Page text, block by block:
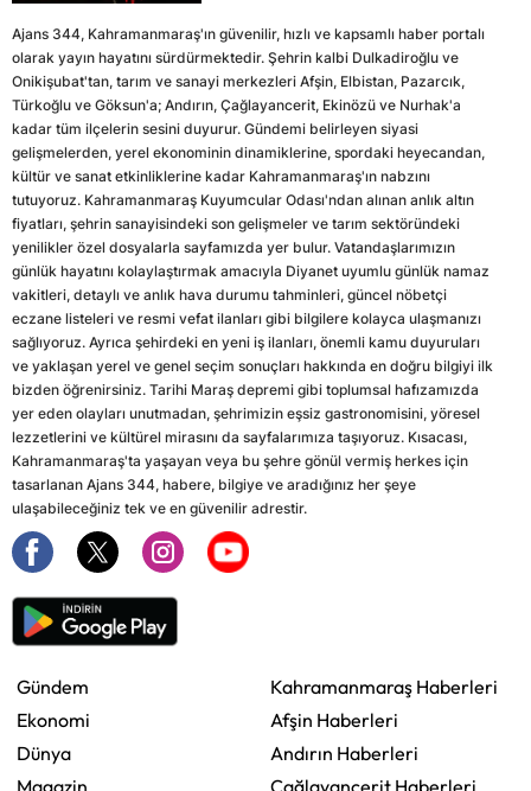
Ajans 344, Kahramanmaraş'ın güvenilir, hızlı ve kapsamlı haber portalı
olarak yayın hayatını sürdürmektedir. Şehrin kalbi Dulkadiroğlu ve
Onikişubat'tan, tarım ve sanayi merkezleri Afşin, Elbistan, Pazarcık,
Türkoğlu ve Göksun'a; Andırın, Çağlayancerit, Ekinözü ve Nurhak'a
kadar tüm ilçelerin sesini duyurur. Gündemi belirleyen siyasi
gelişmelerden, yerel ekonominin dinamiklerine, spordaki heyecandan,
kültür ve sanat etkinliklerine kadar Kahramanmaraş'ın nabzını
tutuyoruz. Kahramanmaraş Kuyumcular Odası'ndan alınan anlık altın
fiyatları, şehrin sanayisindeki son gelişmeler ve tarım sektöründeki
yenilikler özel dosyalarla sayfamızda yer bulur. Vatandaşlarımızın
günlük hayatını kolaylaştırmak amacıyla Diyanet uyumlu günlük namaz
vakitleri, detaylı ve anlık hava durumu tahminleri, güncel nöbetçi
eczane listeleri ve resmi vefat ilanları gibi bilgilere kolayca ulaşmanızı
sağlıyoruz. Ayrıca şehirdeki en yeni iş ilanları, önemli kamu duyuruları
ve yaklaşan yerel ve genel seçim sonuçları hakkında en doğru bilgiyi ilk
bizden öğrenirsiniz. Tarihi Maraş depremi gibi toplumsal hafızamızda
yer eden olayları unutmadan, şehrimizin eşsiz gastronomisini, yöresel
lezzetlerini ve kültürel mirasını da sayfalarımıza taşıyoruz. Kısacası,
Kahramanmaraş'ta yaşayan veya bu şehre gönül vermiş herkes için
tasarlanan Ajans 344, habere, bilgiye ve aradığınız her şeye
ulaşabileceğiniz tek ve en güvenilir adrestir.
Gündem
Ekonomi
Dünya
Magazin
Kahramanmaraş Haberleri
Afşin Haberleri
Andırın Haberleri
Çağlayancerit Haberleri